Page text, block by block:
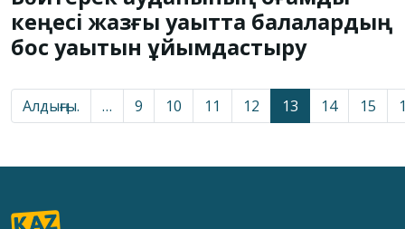
кеңесі жазғы уақытта балалардың
бос уақытын ұйымдастыру
Алдыңғы. … 9 10 11 12 13 14 15